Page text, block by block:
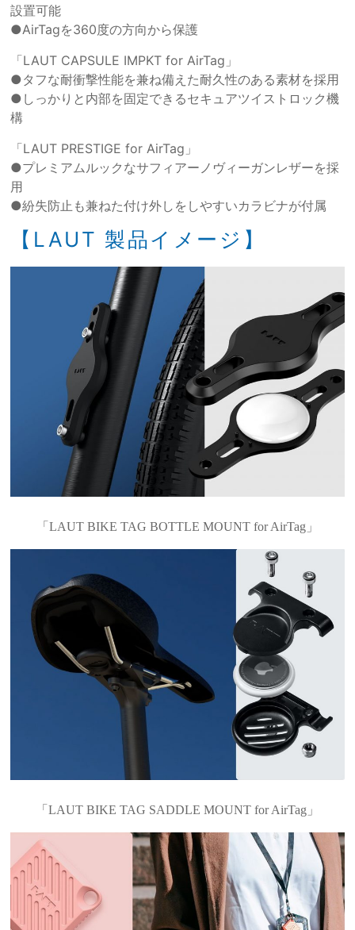
設置可能
●AirTagを360度の方向から保護
「LAUT CAPSULE IMPKT for AirTag」
●タフな耐衝撃性能を兼ね備えた耐久性のある素材を採用
●しっかりと内部を固定できるセキュアツイストロック機
構
「LAUT PRESTIGE for AirTag」
●プレミアムルックなサフィアーノヴィーガンレザーを採
用
●紛失防止も兼ねた付け外しをしやすいカラビナが付属
【LAUT 製品イメージ】
「LAUT BIKE TAG BOTTLE MOUNT for AirTag」
「LAUT BIKE TAG SADDLE MOUNT for AirTag」